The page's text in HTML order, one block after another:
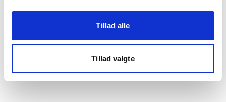
Tillad alle
Tillad valgte